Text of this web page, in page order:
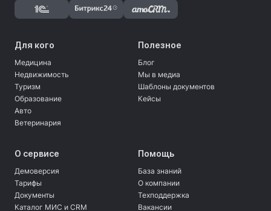
Для кого
Медицина
Недвижимость
Туризм
Образование
Авто
Ветеринария
Полезное
Блог
Мы в медиа
Шаблоны документов
Кейсы
О сервисе
Демоверсия
Тарифы
Документы
Каталог МИС и CRM
Помощь
База знаний
О компании
Техподдержка
Вакансии